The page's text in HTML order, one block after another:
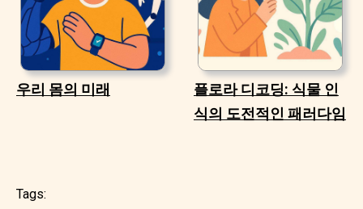
우리 몸의 미래
플로라 디코딩: 식물 인
식의 도전적인 패러다임
Tags: